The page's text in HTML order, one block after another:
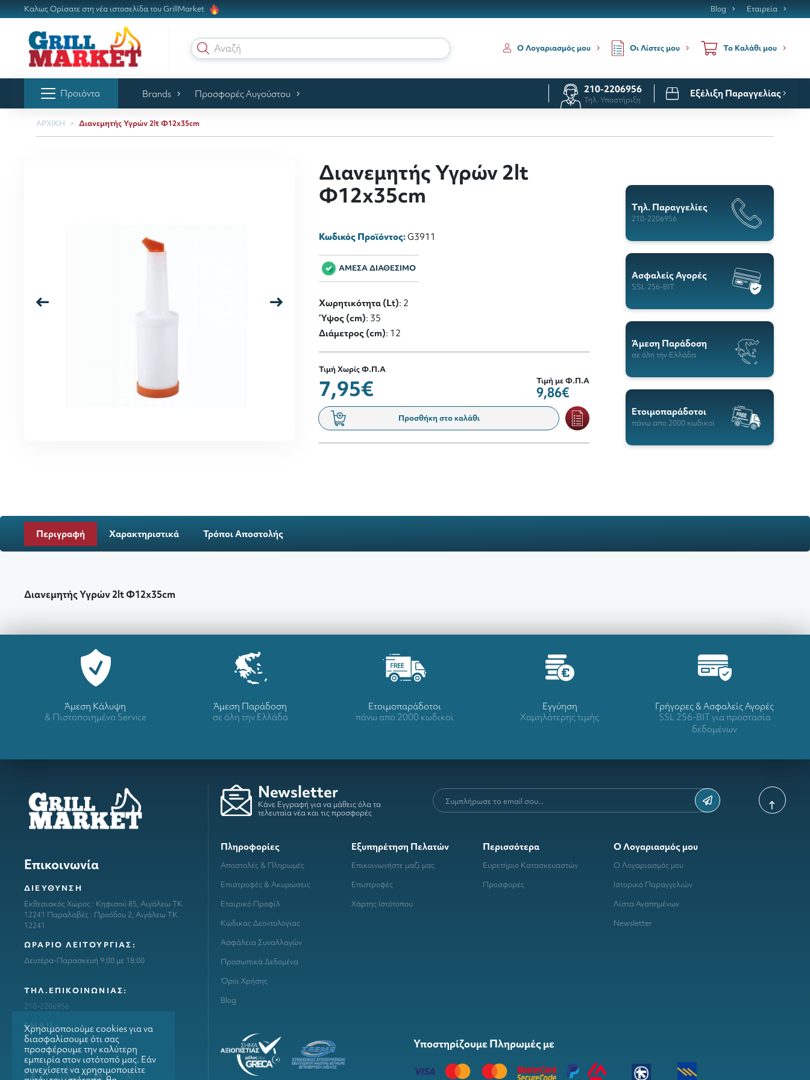
Καλως Ορίσατε στη νέα ιστοσελίδα του GrillMarket Blog Εταιρεία
Αναζήτηση Ο Λογαριασμός μου Οι Λίστες μου Το Καλάθι μου
Προιόντα Brands Προσφορές Αυγούστου 210-2206956
Τηλ. Υποστήριξη
Εξέλιξη Παραγγελίας
ΑΡΧΙΚΗ Διανεμητής Υγρών 2lt Φ12x35cm
Διανεμητής Υγρών 2lt
Φ12x35cm
Κωδικός Προϊόντος:G3911
ΑΜΕΣΑ ΔΙΑΘΕΣΙΜΟ
Χωρητικότητα (Lt): 2
Ύψος (cm): 35
Διάμετρος (cm): 12
Τιμή Χωρίς Φ.Π.Α
7,95€ Τιμή με Φ.Π.Α
9,86€
Προσθήκη στο καλάθι
Tηλ. Παραγγελίες
210-2206956
Ασφαλείς Αγορές
SSL 256-BIT
Άμεση Παράδοση
σε όλη την Ελλάδα
Ετοιμοπαράδοτοι
πάνω απο 2000 κωδικοί
Περιγραφή Χαρακτηριστικά Τρόποι Αποστολής
Διανεμητής Υγρών 2lt Φ12x35cm
Άμεση Κάλυψη
& Πιστοποιημένο Service
Άμεση Παράδοση
σε όλη την Ελλάδα
Ετοιμοπαράδοτοι
πάνω απο 2000 κωδικοί
Eγγύηση
Χαμηλότερης τιμής
Γρήγορες & Ασφαλείς Αγορές
SSL 256-BIT για προστασία
δεδομένων
Επικοινωνία
ΔΙΕΥΘΥΝΣΗ
Εκθεσιακός Χώρος : Κηφισού 85, Αιγάλεω ΤΚ
12241 Παραλαβές : Προόδου 2, Αιγάλεω ΤΚ
12241
ΩΡΑΡΙΟ ΛΕΙΤΟΥΡΓΙΑΣ:
Δευτέρα-Παρασκευή 9:00 με 18:00
ΤΗΛ.ΕΠΙΚΟΙΝΩΝΙΑΣ:
210-2206956
ΕΜΑΙL:
info@grillmarket.gr
Newsletter
Κάνε Εγγραφή για να μάθεις όλα τα
τελευταία νέα και τις προσφορές
Πληροφορίες
Αποστολές & Πληρωμές
Επιστροφές & Ακυρώσεις
Εταιρικό Προφίλ
Κώδικας Δεοντολογίας
Ασφάλεια Συναλλαγών
Προσωπικά Δεδομένα
Όροι Χρήσης
Blog
Εξυπηρέτηση Πελατών
Επικοινωνήστε μαζί μας
Επιστροφές
Χάρτης Ιστότοπου
Περισσότερα
Ευρετήριο Κατασκευαστών
Προσφορές
Ο Λογαριασμός μου
Ο Λογαριασμός μου
Ιστορικό Παραγγελιών
Λίστα Αγαπημένων
Newsletter
Υποστηρίζουμε Πληρωμές με
Χρησιμοποιούμε cookies για να
διασφαλίσουμε ότι σας
προσφέρουμε την καλύτερη
εμπειρία στον ιστότοπό μας. Εάν
συνεχίσετε να χρησιμοποιείτε